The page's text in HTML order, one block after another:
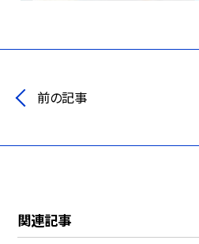
前の記事
関連記事